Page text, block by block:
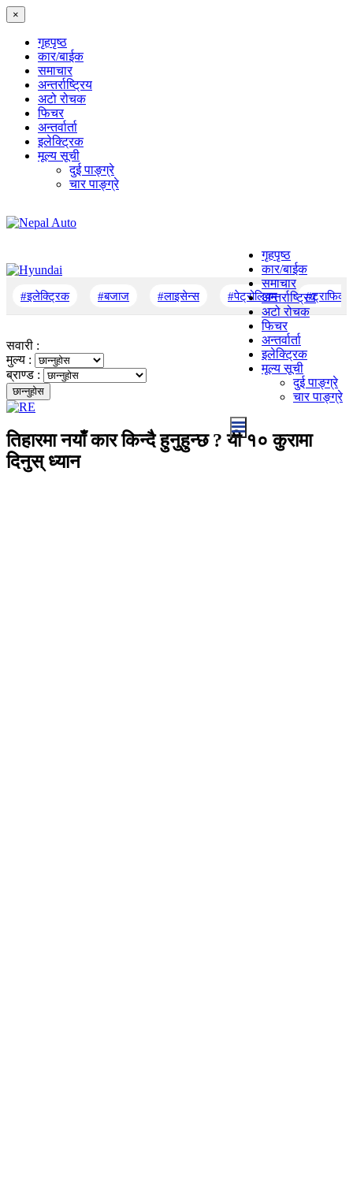
×
गृहपृष्‍ठ
कार/बाईक
समाचार
अन्तर्राष्ट्रिय
अटो रोचक
फिचर
अन्तर्वार्ता
इलेक्ट्रिक
मूल्य सूची
दुई पाङ्ग्रे
चार पाङ्ग्रे
गृहपृष्‍ठ
कार/बाईक
समाचार
अन्तर्राष्ट्रिय
अटो रोचक
फिचर
अन्तर्वार्ता
इलेक्ट्रिक
मूल्य सूची
दुई पाङ्ग्रे
चार पाङ्ग्रे
#इलेक्ट्रिक #बजाज #लाइसेन्स #पेट्रोलियम #ट्राफिक
सवारी :
मुल्य :
ब्राण्ड :
तिहारमा नयाँ कार किन्दै हुनुहुन्छ ? यी १० कुरामा
दिनुस् ध्यान